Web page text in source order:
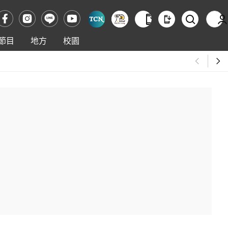
目 地方 校園